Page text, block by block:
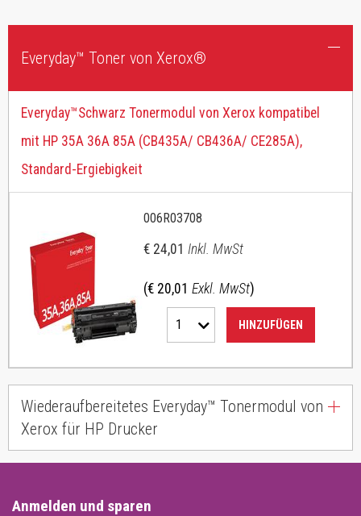
Everyday™ Toner von Xerox®
Everyday™Schwarz Tonermodul von Xerox kompatibel
mit HP 35A 36A 85A (CB435A/ CB436A/ CE285A),
Standard-Ergiebigkeit
006R03708
€ 24,01 Inkl. MwSt
(€ 20,01 Exkl. MwSt)
1 HINZUFÜGEN
Wiederaufbereitetes Everyday™ Tonermodul von
Xerox für HP Drucker
Anmelden und sparen